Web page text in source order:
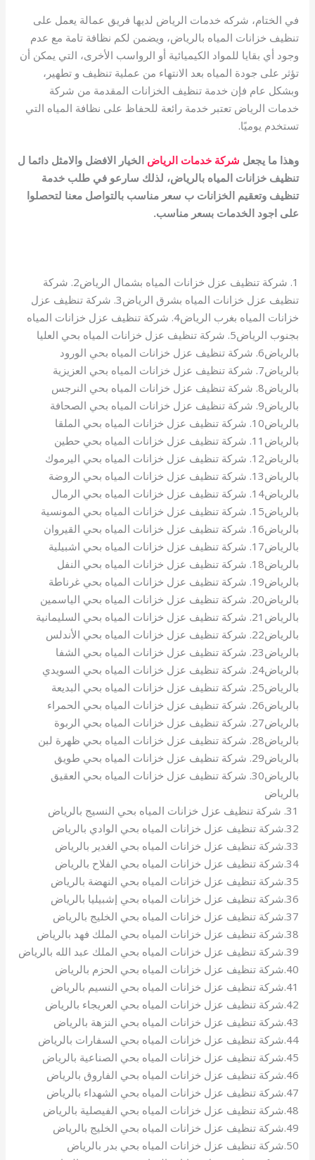
في الختام، شركه خدمات الرياض لديها فريق عمالة يعمل على
تنظيف خزانات المياه بالرياض، ويضمن لكم نظافة تامة مع عدم
وجود أي بقايا للمواد الكيميائية أو الرواسب الأخرى، التي يمكن أن
تؤثر على جودة المياه بعد الانتهاء من عملية تنظيف و تطهير،
وبشكل عام فإن خدمة تنظيف الخزانات المقدمة من شركة
خدمات الرياض تعتبر خدمة رائعة للحفاظ على نظافة المياه التي
تستخدم يوميًا.
وهذا ما يجعل شركة خدمات الرياض الخيار الافضل والامثل دائما ل
تنظيف خزانات المياه بالرياض، لذلك سارعو في طلب خدمة
تنظيف وتعقيم الخزانات ب سعر مناسب بالتواصل معنا لتحصلوا
على اجود الخدمات بسعر مناسب.
1. شركة تنظيف عزل خزانات المياه بشمال الرياض2. شركة
تنظيف عزل خزانات المياه بشرق الرياض3. شركة تنظيف عزل
خزانات المياه بغرب الرياض4. شركة تنظيف عزل خزانات المياه
بجنوب الرياض5. شركة تنظيف عزل خزانات المياه بحي العليا
بالرياض6. شركة تنظيف عزل خزانات المياه بحي الورود
بالرياض7. شركة تنظيف عزل خزانات المياه بحي العزيزية
بالرياض8. شركة تنظيف عزل خزانات المياه بحي النرجس
بالرياض9. شركة تنظيف عزل خزانات المياه بحي الصحافة
بالرياض10. شركة تنظيف عزل خزانات المياه بحي الملقا
بالرياض11. شركة تنظيف عزل خزانات المياه بحي حطين
بالرياض12. شركة تنظيف عزل خزانات المياه بحي اليرموك
بالرياض13. شركة تنظيف عزل خزانات المياه بحي الروضة
بالرياض14. شركة تنظيف عزل خزانات المياه بحي الرمال
بالرياض15. شركة تنظيف عزل خزانات المياه بحي المونسية
بالرياض16. شركة تنظيف عزل خزانات المياه بحي القيروان
بالرياض17. شركة تنظيف عزل خزانات المياه بحي اشبيلية
بالرياض18. شركة تنظيف عزل خزانات المياه بحي النفل
بالرياض19. شركة تنظيف عزل خزانات المياه بحي غرناطة
بالرياض20. شركة تنظيف عزل خزانات المياه بحي الياسمين
بالرياض21. شركة تنظيف عزل خزانات المياه بحي السليمانية
بالرياض22. شركة تنظيف عزل خزانات المياه بحي الأندلس
بالرياض23. شركة تنظيف عزل خزانات المياه بحي الشفا
بالرياض24. شركة تنظيف عزل خزانات المياه بحي السويدي
بالرياض25. شركة تنظيف عزل خزانات المياه بحي البديعة
بالرياض26. شركة تنظيف عزل خزانات المياه بحي الحمراء
بالرياض27. شركة تنظيف عزل خزانات المياه بحي الربوة
بالرياض28. شركة تنظيف عزل خزانات المياه بحي ظهرة لبن
بالرياض29. شركة تنظيف عزل خزانات المياه بحي طويق
بالرياض30. شركة تنظيف عزل خزانات المياه بحي العقيق
بالرياض
31. شركة تنظيف عزل خزانات المياه بحي النسيج بالرياض
32.شركة تنظيف عزل خزانات المياه بحي الوادي بالرياض
33.شركة تنظيف عزل خزانات المياه بحي الغدير بالرياض
34.شركة تنظيف عزل خزانات المياه بحي الفلاح بالرياض
35.شركة تنظيف عزل خزانات المياه بحي النهضة بالرياض
36.شركة تنظيف عزل خزانات المياه بحي إشبيليا بالرياض
37.شركة تنظيف عزل خزانات المياه بحي الخليج بالرياض
38.شركة تنظيف عزل خزانات المياه بحي الملك فهد بالرياض
39.شركة تنظيف عزل خزانات المياه بحي الملك عبد الله بالرياض
40.شركة تنظيف عزل خزانات المياه بحي الحزم بالرياض
41.شركة تنظيف عزل خزانات المياه بحي النسيم بالرياض
42.شركة تنظيف عزل خزانات المياه بحي العريجاء بالرياض
43.شركة تنظيف عزل خزانات المياه بحي النزهة بالرياض
44.شركة تنظيف عزل خزانات المياه بحي السفارات بالرياض
45.شركة تنظيف عزل خزانات المياه بحي الصناعية بالرياض
46.شركة تنظيف عزل خزانات المياه بحي الفاروق بالرياض
47.شركة تنظيف عزل خزانات المياه بحي الشهداء بالرياض
48.شركة تنظيف عزل خزانات المياه بحي الفيصلية بالرياض
49.شركة تنظيف عزل خزانات المياه بحي الخليج بالرياض
50.شركة تنظيف عزل خزانات المياه بحي بدر بالرياض